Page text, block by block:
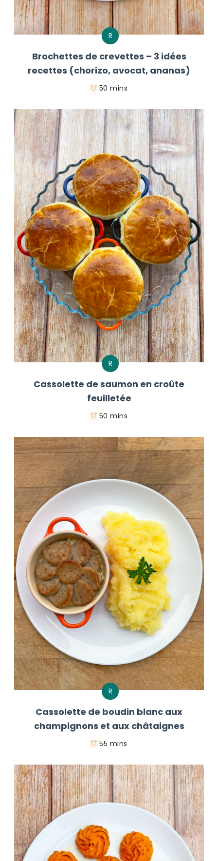
R
Brochettes de crevettes – 3 idées
recettes (chorizo, avocat, ananas)
50 mins
R
Cassolette de saumon en croûte
feuilletée
50 mins
R
Cassolette de boudin blanc aux
champignons et aux châtaignes
55 mins